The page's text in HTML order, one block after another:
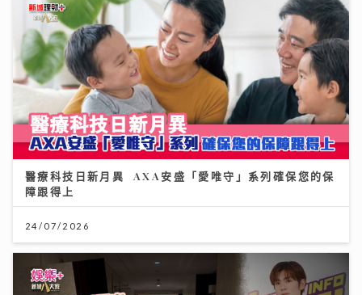
醫療科技日新月異 AXA安盛「愛唯守」系列確保您的保
障跟得上
24/07/2026